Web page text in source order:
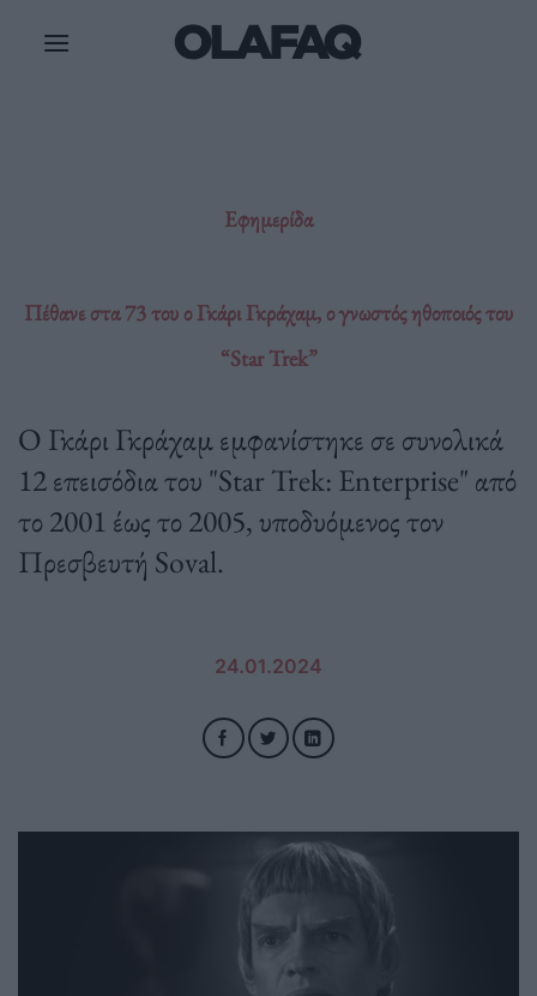
Εφημερίδα
Πέθανε στα 73 του ο Γκάρι Γκράχαμ, ο γνωστός ηθοποιός του
“Star Trek”
Ο Γκάρι Γκράχαμ εμφανίστηκε σε συνολικά
12 επεισόδια του "Star Trek: Enterprise" από
το 2001 έως το 2005, υποδυόμενος τον
Πρεσβευτή Soval.
24.01.2024